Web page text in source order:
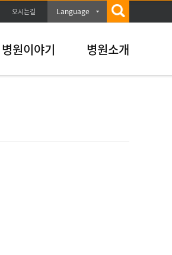
오시는길 Language
병원이야기 병원소개